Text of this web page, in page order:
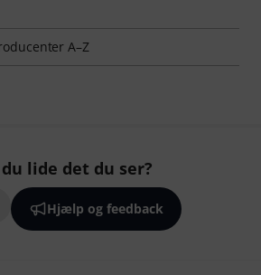
A–Z
lide det du ser?
Hjælp og feedback